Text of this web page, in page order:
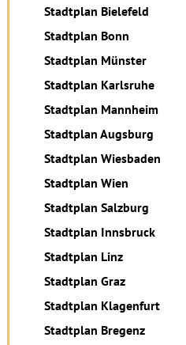
Stadtplan Bielefeld
Stadtplan Bonn
Stadtplan Münster
Stadtplan Karlsruhe
Stadtplan Mannheim
Stadtplan Augsburg
Stadtplan Wiesbaden
Stadtplan Wien
Stadtplan Salzburg
Stadtplan Innsbruck
Stadtplan Linz
Stadtplan Graz
Stadtplan Klagenfurt
Stadtplan Bregenz